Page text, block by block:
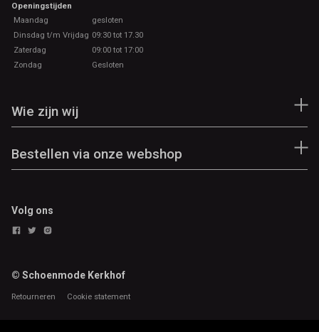
Openingstijden
Maandag
gesloten
Dinsdag t/m Vrijdag 09:30 tot 17.30
Zaterdag
09:00 tot 17:00
Zondag
Gesloten
Wie zijn wij
Bestellen via onze webshop
Volg ons
© Schoenmode Kerkhof
Retourneren Cookie statement